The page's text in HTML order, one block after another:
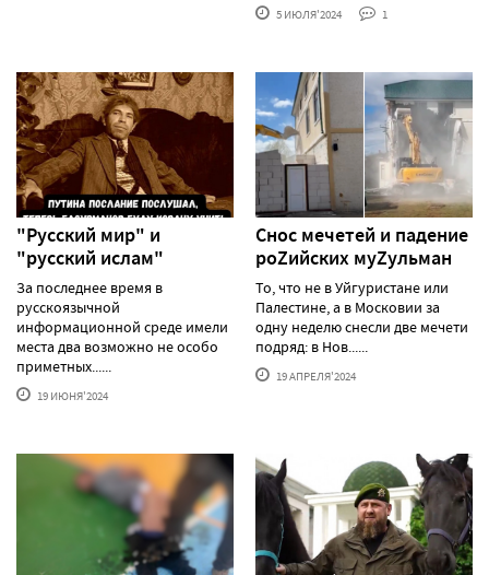
5 ИЮЛЯ'2024 1
"Русский мир" и
"русский ислам"
За последнее время в
русскоязычной
информационной среде имели
места два возможно не особо
приметных......
19 ИЮНЯ'2024
Снос мечетей и падение
роZийских муZульман
То, что не в Уйгуристане или
Палестине, а в Московии за
одну неделю снесли две мечети
подряд: в Нов......
19 АПРЕЛЯ'2024